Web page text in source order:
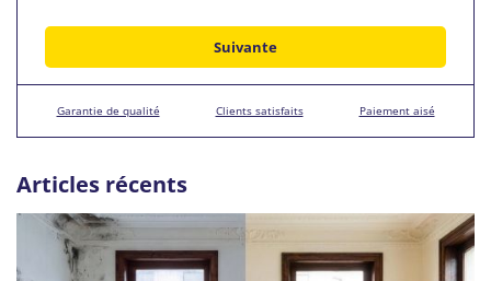
Garantie de qualité Clients satisfaits Paiement aisé
Articles récents